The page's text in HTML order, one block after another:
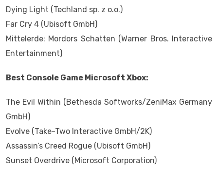
Dying Light (Techland sp. z o.o.)
Far Cry 4 (Ubisoft GmbH)
Mittelerde: Mordors Schatten (Warner Bros. Interactive
Entertainment)
Best Console Game Microsoft Xbox:
The Evil Within (Bethesda Softworks/ZeniMax Germany
GmbH)
Evolve (Take-Two Interactive GmbH/2K)
Assassin’s Creed Rogue (Ubisoft GmbH)
Sunset Overdrive (Microsoft Corporation)